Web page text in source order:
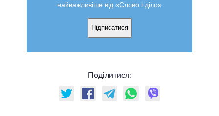
найважливіше від «Слово і діло»
Підписатися
Поділитися: